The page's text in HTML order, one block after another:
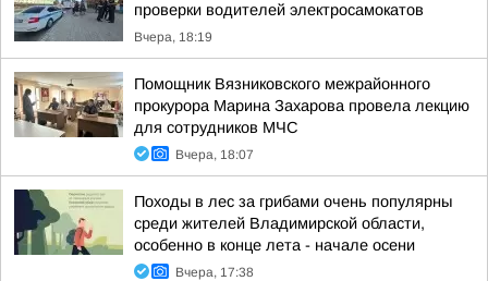
проверки водителей электросамокатов
Вчера, 18:19
Помощник Вязниковского межрайонного
прокурора Марина Захарова провела лекцию
для сотрудников МЧС
Вчера, 18:07
Походы в лес за грибами очень популярны
среди жителей Владимирской области,
особенно в конце лета - начале осени
Вчера, 17:38